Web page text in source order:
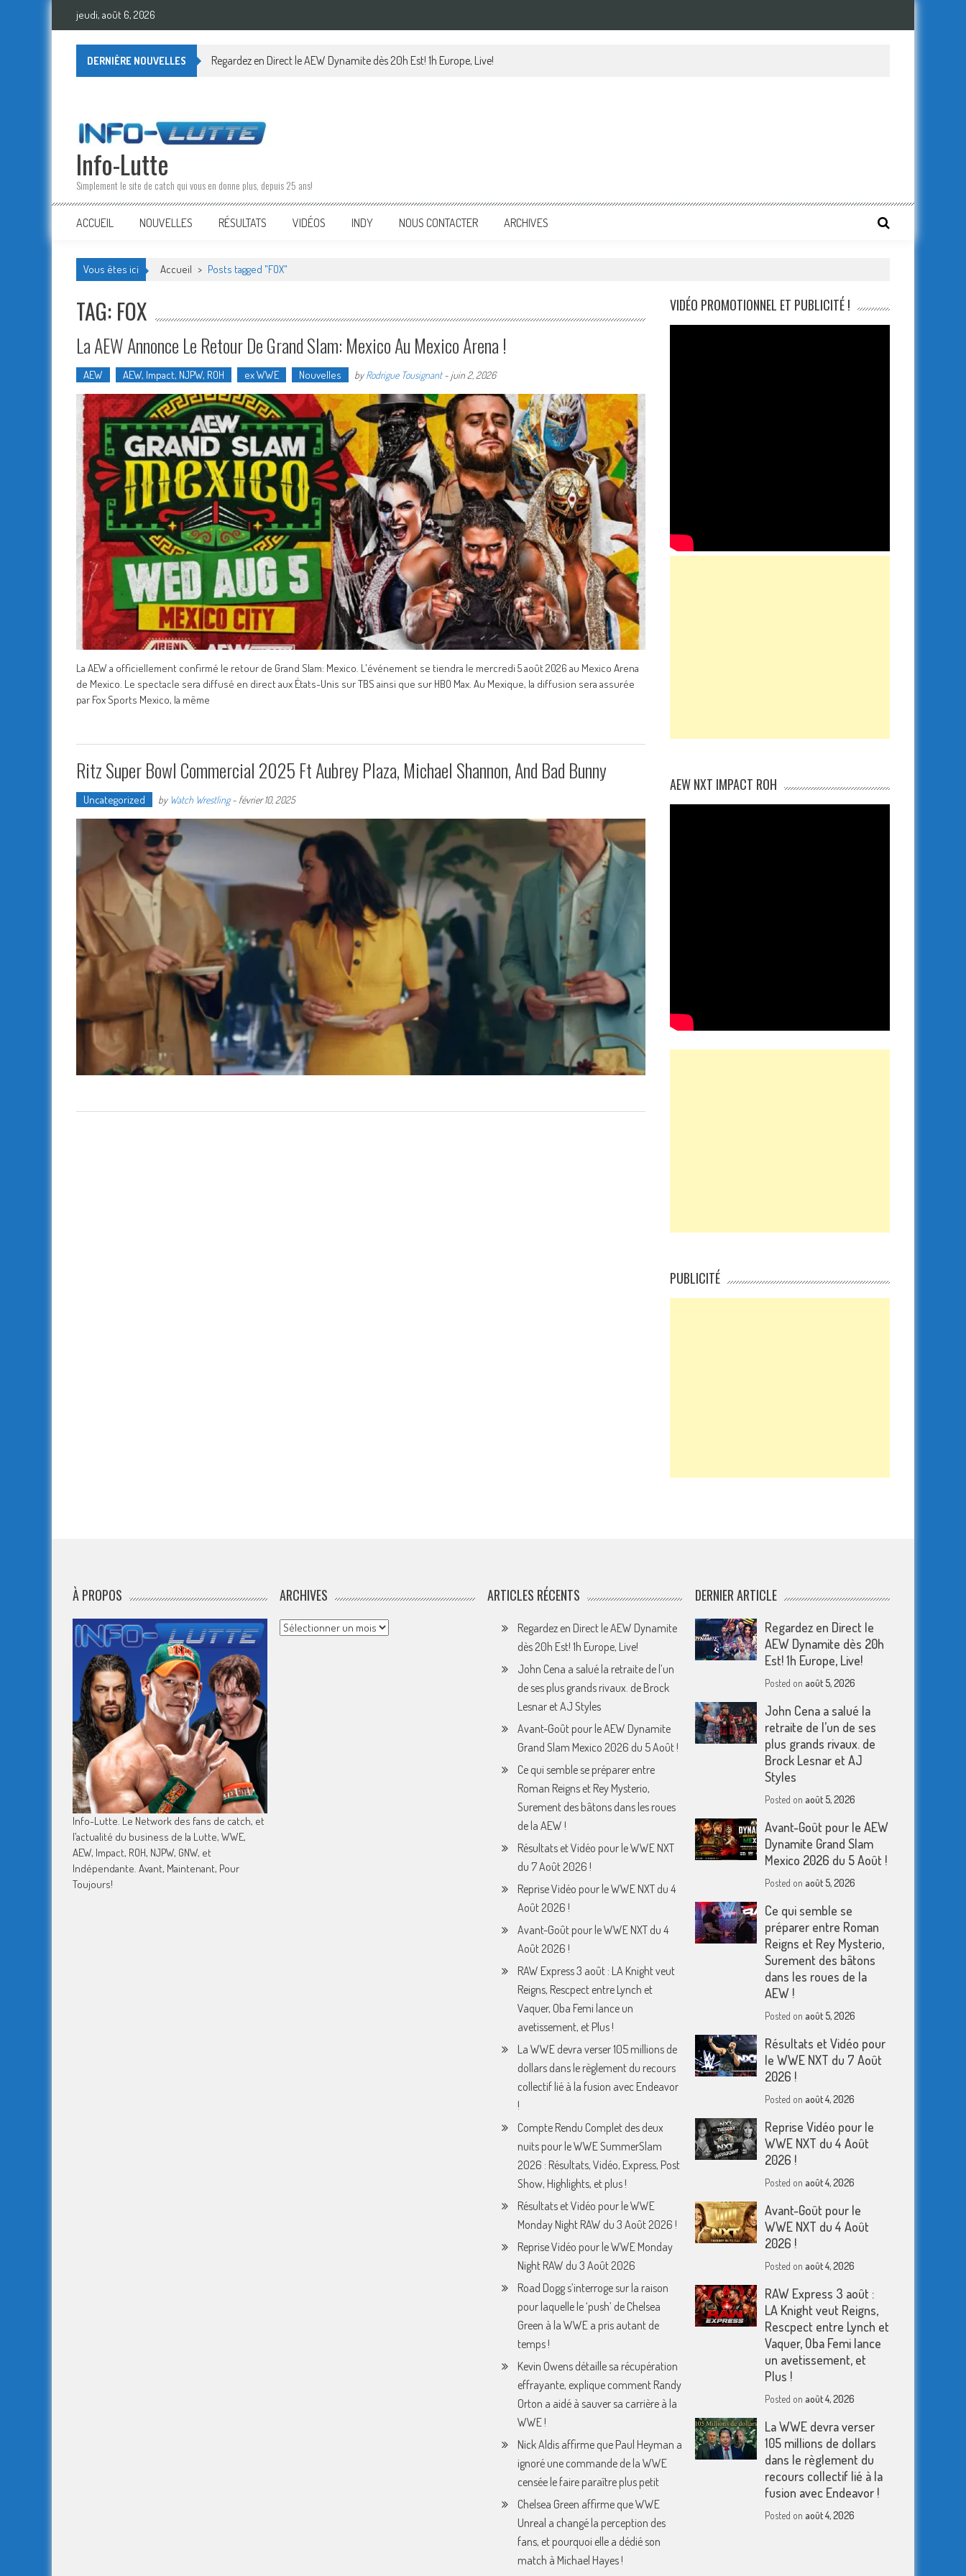
Skip
jeudi, août 6, 2026
DERNIÈRE NOUVELLES Regardez en Direct le AEW Dynamite dès 20h Est! 1h Europe, Live!
Info-Lutte
Simplement le site de catch qui vous en donne plus, depuis 25 ans!
ACCUEIL NOUVELLES RÉSULTATS VIDÉOS INDY NOUS CONTACTER ARCHIVES
Vous êtes ici Accueil > Posts tagged "FOX"
TAG: FOX
La AEW Annonce Le Retour De Grand Slam: Mexico Au Mexico Arena !
AEW AEW, Impact, NJPW, ROH ex WWE Nouvelles byRodrigue Tousignant- juin 2, 2026
La AEW a officiellement confirmé le retour de Grand Slam: Mexico. L'événement se tiendra le mercredi 5 août 2026 au Mexico Arena
de Mexico. Le spectacle sera diffusé en direct aux États-Unis sur TBS ainsi que sur HBO Max. Au Mexique, la diffusion sera assurée
par Fox Sports Mexico, la même
Ritz Super Bowl Commercial 2025 Ft Aubrey Plaza, Michael Shannon, And Bad Bunny
Uncategorized by Watch Wrestling- février 10, 2025
VIDÉO PROMOTIONNEL ET PUBLICITÉ !
AEW NXT IMPACT ROH
PUBLICITÉ
À PROPOS
Info-Lutte. Le Network des fans de catch, et
l’actualité du business de la Lutte, WWE,
AEW, Impact, ROH, NJPW, GNW, et
Indépendante. Avant, Maintenant, Pour
Toujours!
ARCHIVES
Archives
ARTICLES RÉCENTS
Regardez en Direct le AEW Dynamite
dès 20h Est! 1h Europe, Live!
John Cena a salué la retraite de l’un
de ses plus grands rivaux. de Brock
Lesnar et AJ Styles
Avant-Goût pour le AEW Dynamite
Grand Slam Mexico 2026 du 5 Août !
Ce qui semble se préparer entre
Roman Reigns et Rey Mysterio,
Surement des bâtons dans les roues
de la AEW !
Résultats et Vidéo pour le WWE NXT
du 7 Août 2026 !
Reprise Vidéo pour le WWE NXT du 4
Août 2026 !
Avant-Goût pour le WWE NXT du 4
Août 2026 !
RAW Express 3 août : LA Knight veut
Reigns, Rescpect entre Lynch et
Vaquer, Oba Femi lance un
avetissement, et Plus !
La WWE devra verser 105 millions de
dollars dans le règlement du recours
collectif lié à la fusion avec Endeavor
!
Compte Rendu Complet des deux
nuits pour le WWE SummerSlam
2026 : Résultats, Vidéo, Express, Post
Show, Highlights, et plus !
Résultats et Vidéo pour le WWE
Monday Night RAW du 3 Août 2026 !
Reprise Vidéo pour le WWE Monday
Night RAW du 3 Août 2026
Road Dogg s’interroge sur la raison
pour laquelle le ‘push’ de Chelsea
Green à la WWE a pris autant de
temps !
Kevin Owens détaille sa récupération
effrayante, explique comment Randy
Orton a aidé à sauver sa carrière à la
WWE !
Nick Aldis affirme que Paul Heyman a
ignoré une commande de la WWE
censée le faire paraître plus petit
Chelsea Green affirme que WWE
Unreal a changé la perception des
fans, et pourquoi elle a dédié son
match à Michael Hayes !
DERNIER ARTICLE
Regardez en Direct le
AEW Dynamite dès 20h
Est! 1h Europe, Live!
Posted on août 5, 2026
John Cena a salué la
retraite de l’un de ses
plus grands rivaux. de
Brock Lesnar et AJ
Styles
Posted on août 5, 2026
Avant-Goût pour le AEW
Dynamite Grand Slam
Mexico 2026 du 5 Août !
Posted on août 5, 2026
Ce qui semble se
préparer entre Roman
Reigns et Rey Mysterio,
Surement des bâtons
dans les roues de la
AEW !
Posted on août 5, 2026
Résultats et Vidéo pour
le WWE NXT du 7 Août
2026 !
Posted on août 4, 2026
Reprise Vidéo pour le
WWE NXT du 4 Août
2026 !
Posted on août 4, 2026
Avant-Goût pour le
WWE NXT du 4 Août
2026 !
Posted on août 4, 2026
RAW Express 3 août :
LA Knight veut Reigns,
Rescpect entre Lynch et
Vaquer, Oba Femi lance
un avetissement, et
Plus !
Posted on août 4, 2026
La WWE devra verser
105 millions de dollars
dans le règlement du
recours collectif lié à la
fusion avec Endeavor !
Posted on août 4, 2026